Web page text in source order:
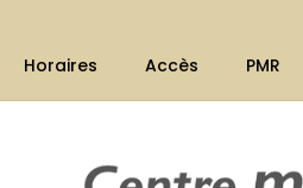
Horaires Accès PMR